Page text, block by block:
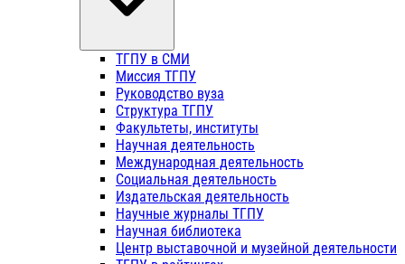
ТГПУ в СМИ
Миссия ТГПУ
Руководство вуза
Структура ТГПУ
Факультеты, институты
Научная деятельность
Международная деятельность
Социальная деятельность
Издательская деятельность
Научные журналы ТГПУ
Научная библиотека
Центр выставочной и музейной деятельности